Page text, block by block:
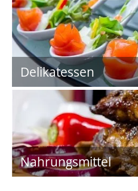
Delikatessen
Nahrungsmittel